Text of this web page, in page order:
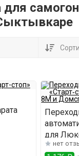
для
нет